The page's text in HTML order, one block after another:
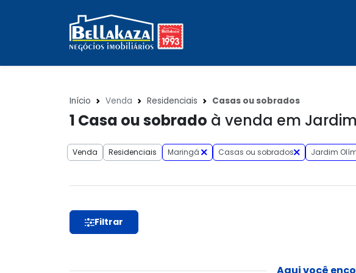
Início Venda Residenciais Casas ou sobrados
1 Casa ou sobrado à venda em
Venda Residenciais Maringá Casas ou sobrados Jardim
Filtrar